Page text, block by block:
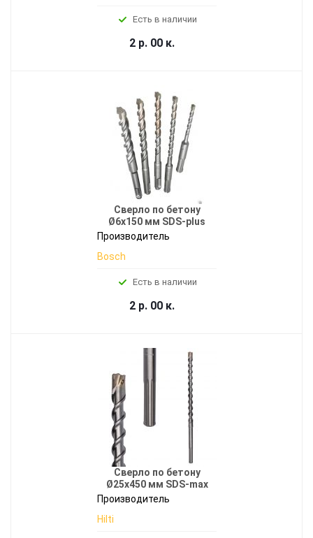
Есть в наличии
2 р. 00 к.
Сверло по бетону
Ø6x150 мм SDS-plus
Производитель
Bosch
Есть в наличии
2 р. 00 к.
Сверло по бетону
Ø25x450 мм SDS-max
Производитель
Hilti